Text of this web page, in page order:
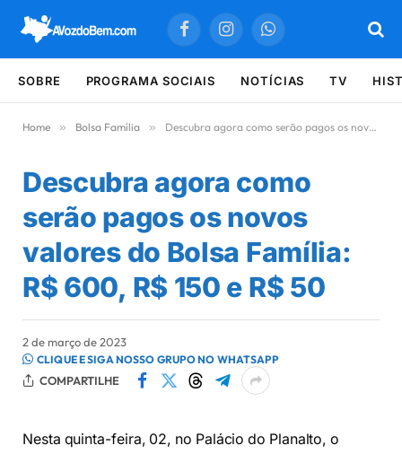
FacebookInstagramWhatsApp
SOBRE PROGRAMA SOCIAIS NOTÍCIAS TV
Home » Bolsa Família » Descubra agora como serão pagos os novos valores do Bolsa Família: R$ 600, R$ 150 e R$ 50
Descubra agora como
serão pagos os novos
valores do Bolsa Família:
R$ 600, R$ 150 e R$ 50
2 de março de 2023
CLIQUE E SIGA NOSSO GRUPO NO WHATSAPP
COMPARTILHE
Nesta quinta-feira, 02, no Palácio do Planalto, o